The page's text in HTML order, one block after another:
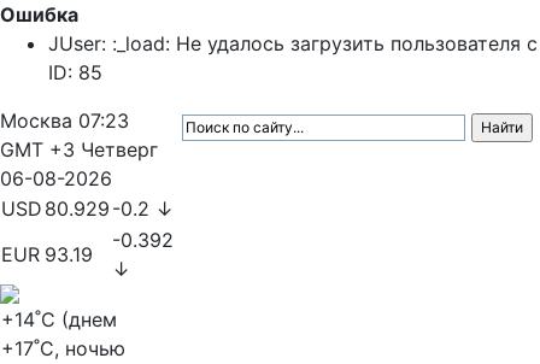
Ошибка
JUser: :_load: Не удалось загрузить пользователя с
ID: 85
Москва 07:23
GMT +3 Четверг
06-08-2026
USD 80.929 -0.2 ↓
EUR 93.19
-0.392
↓
+14˚C (днем
+17˚C, ночью